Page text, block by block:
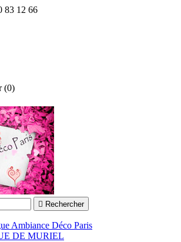
83 12 66
(0)
 Rechercher
Ambiance Déco Paris
DE MURIEL